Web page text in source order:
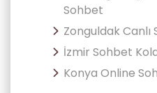
Sohbet
Zonguldak Canlı
İzmir Sohbet
Konya Online